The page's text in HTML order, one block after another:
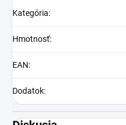
Kategória:
Hmotnosť:
EAN:
Dodatok: